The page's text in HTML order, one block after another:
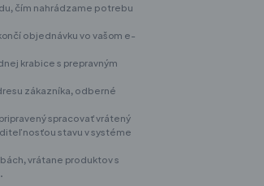
čím nahrádzame potrebu
objednávku vo vašom e-
krabice s prepravným
zákazníka, odberné
spracovať vrátený
stavu v systéme
vrátane produktov s